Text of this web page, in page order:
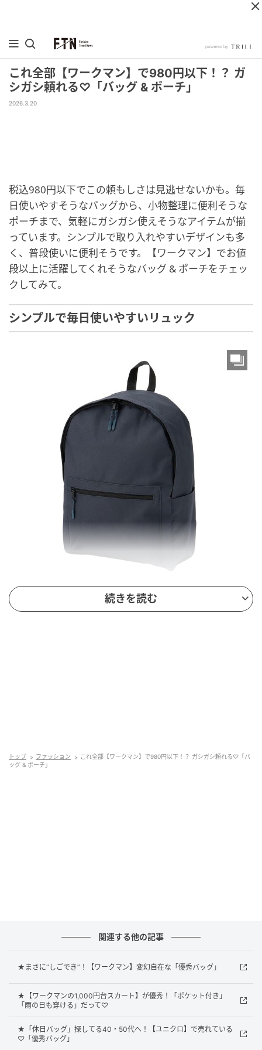
これ全部【ワークマン】で980円以下！？ ガ
シガシ頼れる♡「バッグ & ポーチ」
2026.3.20
税込980円以下でこの頼もしさは見逃せないかも。毎
日使いやすそうなバッグから、小物整理に便利そうな
ポーチまで、気軽にガシガシ使えそうなアイテムが揃
っています。シンプルで取り入れやすいデザインも多
く、普段使いに便利そうです。【ワークマン】でお値
段以上に活躍してくれそうなバッグ & ポーチをチェッ
クしてみて。
シンプルで毎日使いやすいリュック
出典：ワークマン
ーズにできそうです。
続きを読む
トップ ファッション
これ全部【ワークマン】で980円以下！？ ガシガシ頼れる♡「バ
ッグ & ポーチ」
関連する他の記事
★まさに“しごでき”！【ワークマン】変幻自在な「優秀バッグ」
★【ワークマンの1,000円台スカート】が優秀！「ポケット付き」
「雨の日も穿ける」だって♡
★「休日バッグ」探してる40・50代へ！【ユニクロ】で売れている
♡「優秀バッグ」